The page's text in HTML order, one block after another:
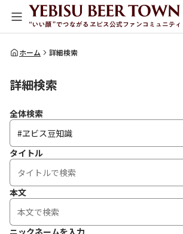
全体検索
ホーム 詳細検索
詳細検索
全体検索
タイトル
本文
ニックネームを入力